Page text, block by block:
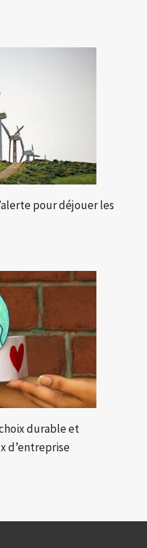
pour déjouer les
durable et
d’entreprise